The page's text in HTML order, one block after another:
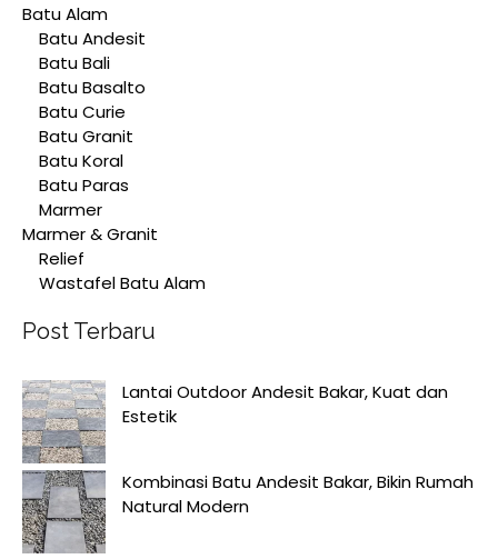
Batu Alam
Batu Andesit
Batu Bali
Batu Basalto
Batu Curie
Batu Granit
Batu Koral
Batu Paras
Marmer
Marmer & Granit
Relief
Wastafel Batu Alam
Post Terbaru
Lantai Outdoor Andesit Bakar, Kuat dan
Estetik
Kombinasi Batu Andesit Bakar, Bikin Rumah
Natural Modern